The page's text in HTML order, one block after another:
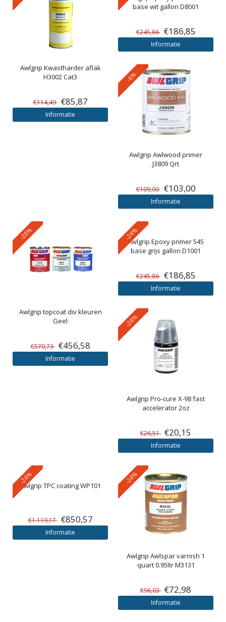
Awlgrip Kwastharder aflak
H3002 Cat3
€114,49 €85,87
Informatie
base wit gallon D8001
€245,86 €186,85
Informatie
-6%
Awlgrip Awlwood primer
J3809 Qrt
€109,00 €103,00
Informatie
-20%
Awlgrip topcoat div kleuren
Geel
€570,73 €456,58
Informatie
-24%
Awlgrip Epoxy primer 545
base grijs gallon D1001
€245,86 €186,85
Informatie
-24%
Awlgrip Pro-cure X-98 fast
accelerator 2oz
€26,51 €20,15
Informatie
-24%
Awlgrip TPC coating WP101
€1.119,17 €850,57
Informatie
-24%
Awlgrip Awlspar varnish 1
quart 0.95ltr M3131
€96,03 €72,98
Informatie